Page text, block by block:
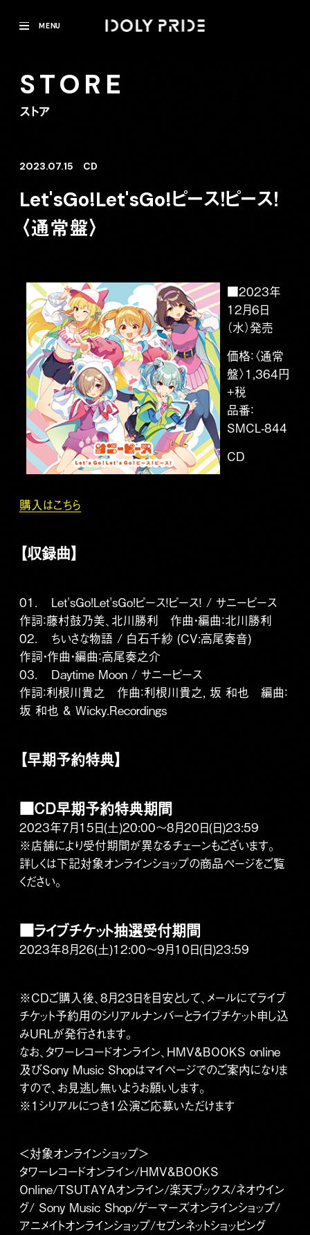
MENU
STORE
ストア
2023.07.15 CD
Let'sGo!Let'sGo!ピース！ピース！
〈通常盤〉
■2023年
12月6日
（水）発売
価格：〈通常
盤〉1,364円
+税
品番：
SMCL-844
CD
購入はこちら
【収録曲】
01.
Let'sGo!Let'sGo!ピース！ピース！ / サニーピース
作詞：藤村鼓乃美、北川勝利 作曲・編曲：北川勝利
02.
ちいさな物語 / 白石千紗 (CV:高尾奏音)
作詞・作曲・編曲：高尾奏之介
03.
Daytime Moon / サニーピース
作詞：利根川貴之 作曲：利根川貴之, 坂 和也 編曲：
坂 和也 & Wicky.Recordings
【早期予約特典】
■CD早期予約特典期間
2023年7月15日(土)20:00～8月20日(日)23:59
※店舗により受付期間が異なるチェーンもございます。
詳しくは下記対象オンラインショップの商品ページをご覧
ください。
■ライブチケット抽選受付期間
2023年8月26(土)12:00～9月10日(日)23:59
※CDご購入後、8月23日を目安として、メールにてライブ
チケット予約用のシリアルナンバーとライブチケット申し込
みURLが発行されます。
なお、タワーレコードオンライン、HMV&BOOKS online
及びSony Music Shopはマイページでのご案内になりま
すので、お見逃し無いようお願いします。
※1シリアルにつき1公演ご応募いただけます
＜対象オンラインショップ＞
タワーレコードオンライン/HMV&BOOKS
Online/TSUTAYAオンライン/楽天ブックス/ネオウイン
グ/ Sony Music Shop/ゲーマーズオンラインショップ/
アニメイトオンラインショップ/セブンネットショッピング